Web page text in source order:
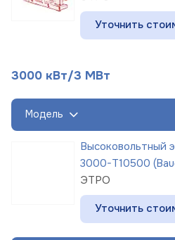
Уточнить
3000 кВт/3 МВт
Модель
Высоковольтный
3000-Т10500
ЭТРО
Уточнить